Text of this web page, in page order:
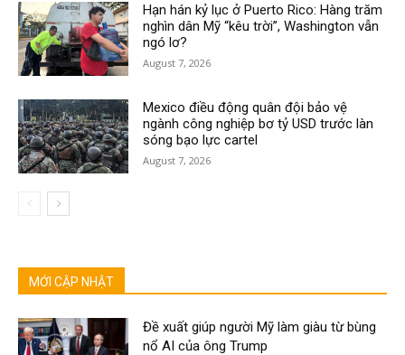
Hạn hán kỷ lục ở Puerto Rico: Hàng trăm
nghìn dân Mỹ “kêu trời”, Washington vẫn
ngó lơ?
August 7, 2026
Mexico điều động quân đội bảo vệ
ngành công nghiệp bơ tỷ USD trước làn
sóng bạo lực cartel
August 7, 2026
MỚI CẬP NHẬT
Đề xuất giúp người Mỹ làm giàu từ bùng
nổ AI của ông Trump